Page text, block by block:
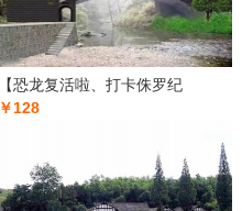
【恐龙复活啦、打卡侏罗纪
￥128